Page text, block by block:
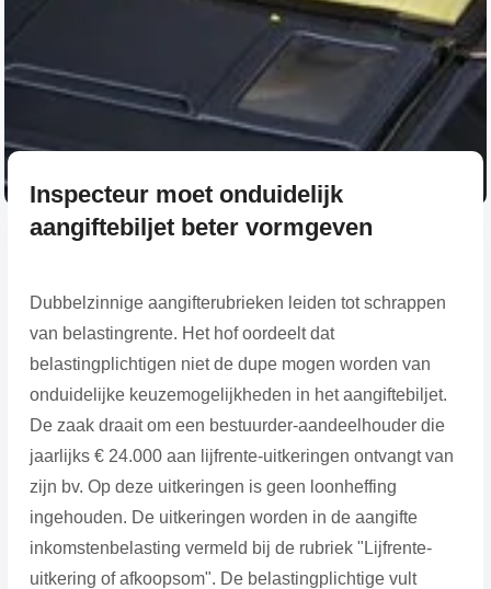
Inspecteur moet onduidelijk
aangiftebiljet beter vormgeven
Dubbelzinnige aangifterubrieken leiden tot schrappen
van belastingrente. Het hof oordeelt dat
belastingplichtigen niet de dupe mogen worden van
onduidelijke keuzemogelijkheden in het aangiftebiljet.
De zaak draait om een bestuurder-aandeelhouder die
jaarlijks € 24.000 aan lijfrente-uitkeringen ontvangt van
zijn bv. Op deze uitkeringen is geen loonheffing
ingehouden. De uitkeringen worden in de aangifte
inkomstenbelasting vermeld bij de rubriek "Lijfrente-
uitkering of afkoopsom". De belastingplichtige vult